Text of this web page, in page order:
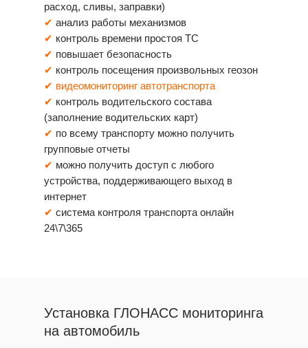
расход, сливы, заправки)
✔ анализ работы механизмов
✔ контроль времени простоя ТС
✔ повышает безопасность
✔ контроль посещения произвольных геозон
✔ видеомониторинг автотранспорта
✔ контроль водительского состава
(заполнение водительских карт)
✔ по всему транспорту можно получить
групповые отчеты
✔ можно получить доступ с любого
устройства, поддерживающего выход в
интернет
✔ система контроля транспорта онлайн
24\7\365
Установка ГЛОНАСС мониторинга
на автомобиль